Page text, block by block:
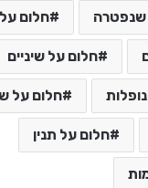
חלום
חלום על שיניים
חלום על
חלום על תנין